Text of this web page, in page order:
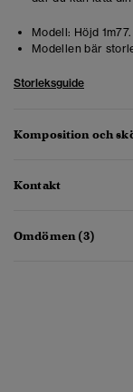
Modell: Höjd
Modellen bär
Storleksguide
Komposition och
Kontakt
Omdömen (3)